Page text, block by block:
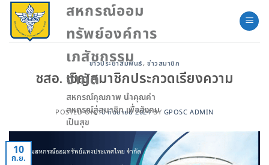
Skip
content
สหกรณ์ออม
ทรัพย์องค์การ
เภสัชกรรม
จำกัด
สหกรณ์คุณภาพ นำคุณค่า
สหกรณ์สู่สมาชิก เพื่อสังคม
เป็นสุข
ข่าวประชาสัมพันธ์, ข่าวสมาชิก
ชสอ. เชิญสมาชิกประกวดเรียงความ
POSTED ON10 กันยายน 2024 BY GPOSC ADMIN
10
ก.ย.